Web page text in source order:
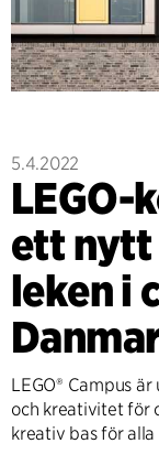
5.4.2022
LEGO-
ett nytt
leken i
LEGO® Campus
och kreativitet för
kreativ bas för